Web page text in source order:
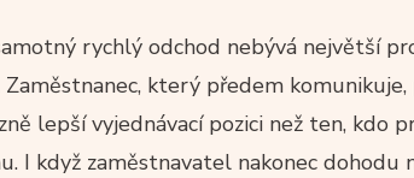
rychlý odchod nebývá největší
který předem
lepší vyjednávací pozici než ten, kdo
I když zaměstnavatel nakonec dohodu